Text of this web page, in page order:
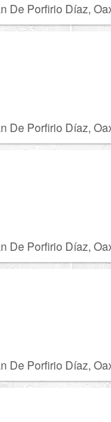
De Porfirio Díaz,
De Porfirio Díaz,
De Porfirio Díaz,
De Porfirio Díaz,